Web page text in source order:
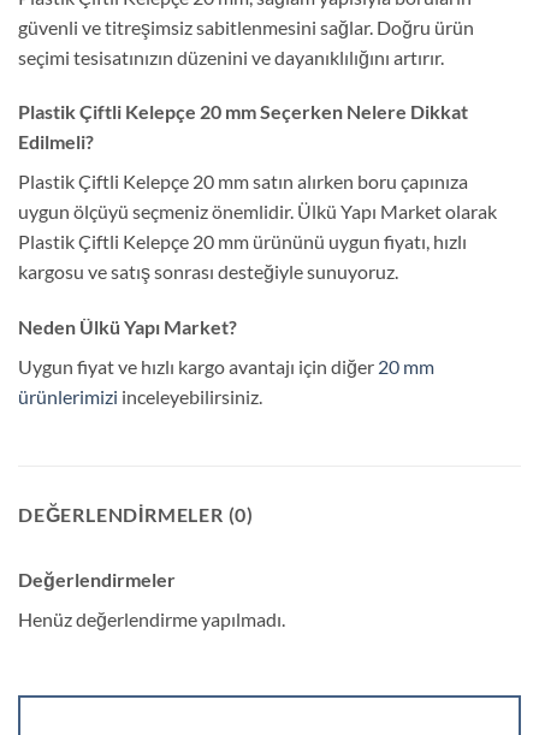
güvenli ve titreşimsiz sabitlenmesini sağlar. Doğru ürün
seçimi tesisatınızın düzenini ve dayanıklılığını artırır.
Plastik Çiftli Kelepçe 20 mm Seçerken Nelere Dikkat
Edilmeli?
Plastik Çiftli Kelepçe 20 mm satın alırken boru çapınıza
uygun ölçüyü seçmeniz önemlidir. Ülkü Yapı Market olarak
Plastik Çiftli Kelepçe 20 mm ürününü uygun fiyatı, hızlı
kargosu ve satış sonrası desteğiyle sunuyoruz.
Neden Ülkü Yapı Market?
Uygun fiyat ve hızlı kargo avantajı için diğer 20 mm
ürünlerimizi inceleyebilirsiniz.
DEĞERLENDIRMELER (0)
Değerlendirmeler
Henüz değerlendirme yapılmadı.